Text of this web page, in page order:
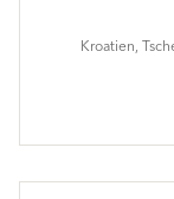
Kroatien,